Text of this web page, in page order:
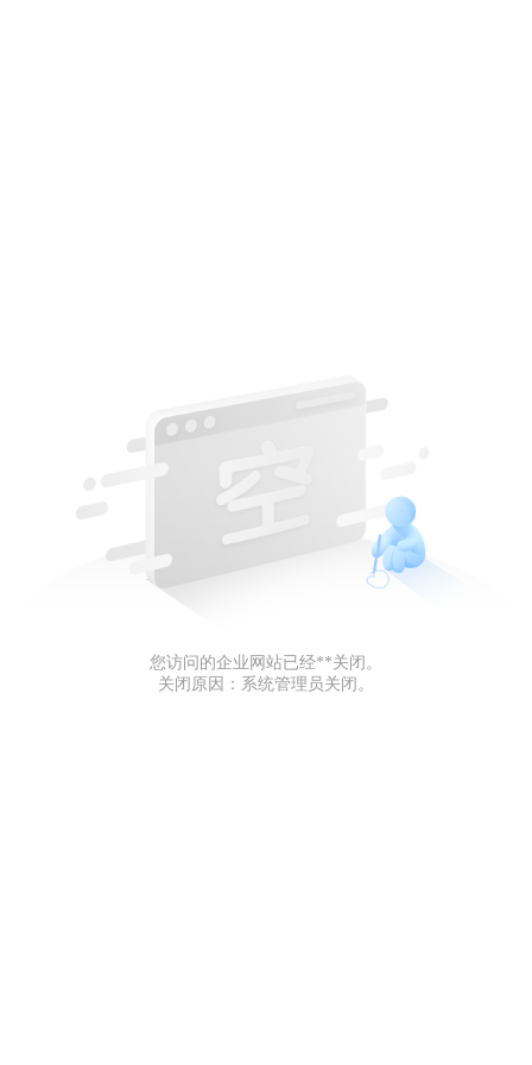
您访问的企业网站已经**关闭。
关闭原因：系统管理员关闭。